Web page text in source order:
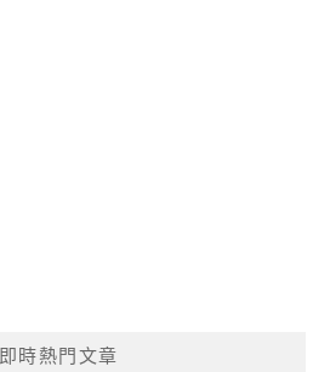
即時熱門文章